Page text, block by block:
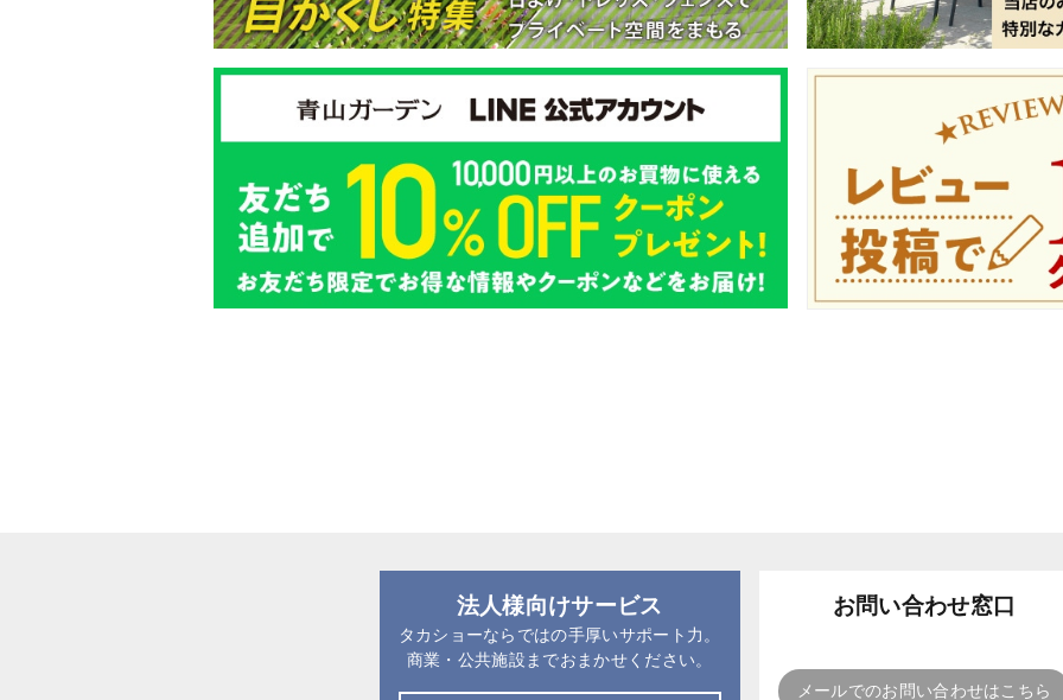
法人様向けサービス
タカショーならではの手厚いサポート力。
商業・公共施設までおまかせください。
お問い合わせ窓口
メールでのお問い合わせはこちら